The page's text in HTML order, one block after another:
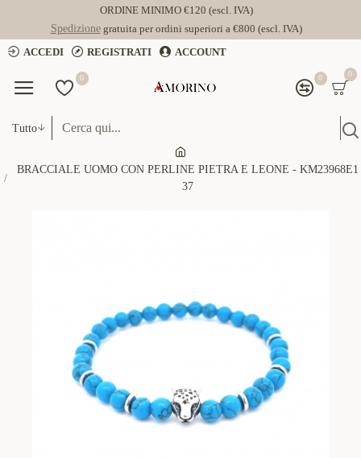
ORDINE MINIMO €120 (escl. IVA)
Spedizionegratuita per ordini superiori a €800 (escl. IVA)
ACCEDI
REGISTRATI ACCOUNT
0 0 0
Tutto
BRACCIALE UOMO CON PERLINE PIETRA E LEONE - KM23968E1
37